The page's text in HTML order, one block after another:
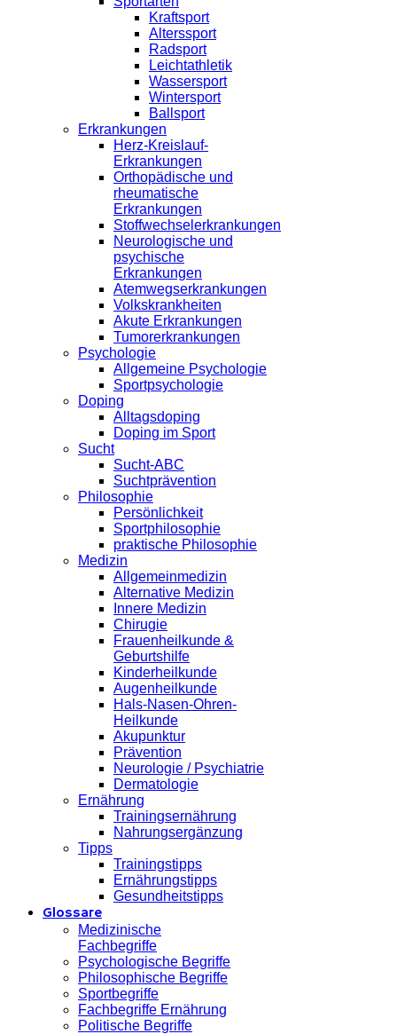
Kraftsport
Alterssport
Radsport
Leichtathletik
Wassersport
Wintersport
Ballsport
Erkrankungen
Herz-Kreislauf-
Erkrankungen
Orthopädische und
rheumatische
Erkrankungen
Stoffwechselerkrankungen
Neurologische und
psychische
Erkrankungen
Atemwegserkrankungen
Volkskrankheiten
Akute Erkrankungen
Tumorerkrankungen
Psychologie
Allgemeine Psychologie
Sportpsychologie
Doping
Alltagsdoping
Doping im Sport
Sucht
Sucht-ABC
Suchtprävention
Philosophie
Persönlichkeit
Sportphilosophie
praktische Philosophie
Medizin
Allgemeinmedizin
Alternative Medizin
Innere Medizin
Chirugie
Frauenheilkunde &
Geburtshilfe
Kinderheilkunde
Augenheilkunde
Hals-Nasen-Ohren-
Heilkunde
Akupunktur
Prävention
Neurologie / Psychiatrie
Dermatologie
Ernährung
Trainingsernährung
Nahrungsergänzung
Tipps
Trainingstipps
Ernährungstipps
Gesundheitstipps
Glossare
Medizinische
Fachbegriffe
Psychologische Begriffe
Philosophische Begriffe
Sportbegriffe
Fachbegriffe Ernährung
Politische Begriffe